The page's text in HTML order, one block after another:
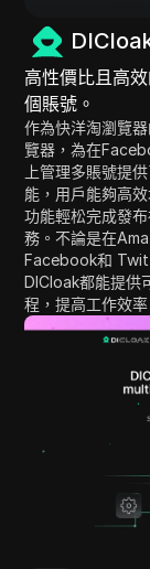
高性價比且高
個賬號。
作為快洋淘瀏覽
覽器，為在
上管理多賬號提
能，用戶能夠高
功能輕松完成發
務。不論是在
Facebook和
DICloak都能提供
程，提高工作效